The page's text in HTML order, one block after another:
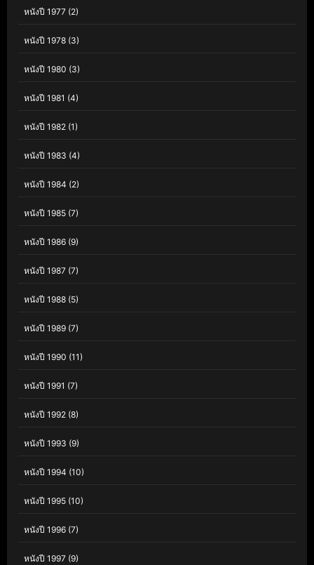
หนังปี 1977 (2)
หนังปี 1978 (3)
หนังปี 1980 (3)
หนังปี 1981 (4)
หนังปี 1982 (1)
หนังปี 1983 (4)
หนังปี 1984 (2)
หนังปี 1985 (7)
หนังปี 1986 (9)
หนังปี 1987 (7)
หนังปี 1988 (5)
หนังปี 1989 (7)
หนังปี 1990 (11)
หนังปี 1991 (7)
หนังปี 1992 (8)
หนังปี 1993 (9)
หนังปี 1994 (10)
หนังปี 1995 (10)
หนังปี 1996 (7)
หนังปี 1997 (9)